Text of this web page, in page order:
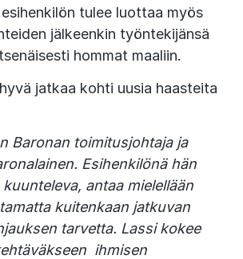
tulee luottaa myös
jälkeenkin työntekijänsä
hommat maaliin.
jatkaa kohti uusia haasteita
Baronan toimitusjohtaja ja
Esihenkilönä hän
antaa mielellään
kuitenkaan jatkuvan
tarvetta. Lassi kokee
ihmisen